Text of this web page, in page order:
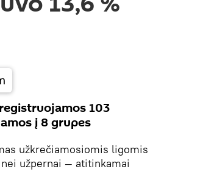
103
į 8 grupes
užkrečiamosiomis ligomis
užpernai — atitinkamai